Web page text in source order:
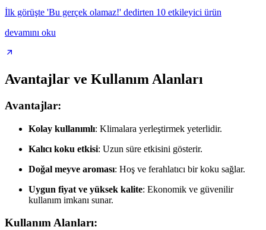
İlk görüşte 'Bu gerçek olamaz!' dedirten 10 etkileyici ürün
devamını oku
Avantajlar ve Kullanım Alanları
Avantajlar:
Kolay kullanımlı: Klimalara yerleştirmek yeterlidir.
Kalıcı koku etkisi: Uzun süre etkisini gösterir.
Doğal meyve aroması: Hoş ve ferahlatıcı bir koku sağlar.
Uygun fiyat ve yüksek kalite: Ekonomik ve güvenilir
kullanım imkanı sunar.
Kullanım Alanları: